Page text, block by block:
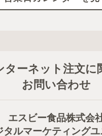
ターネット注文に
お問い合わせ
エスビー食品株式会
タルマーケティングユ